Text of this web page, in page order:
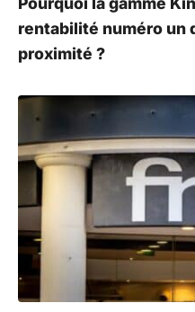
rentabilité numéro un
proximité ?